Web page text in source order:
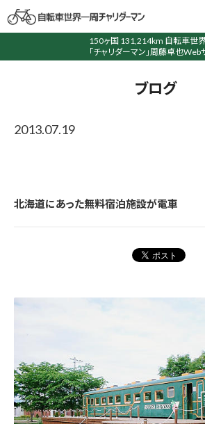
150ヶ国 131,214km 自転車世
「チャリダーマン」周藤卓也Web
ブログ
2013.07.19
北海道にあった無料宿泊施設が電車